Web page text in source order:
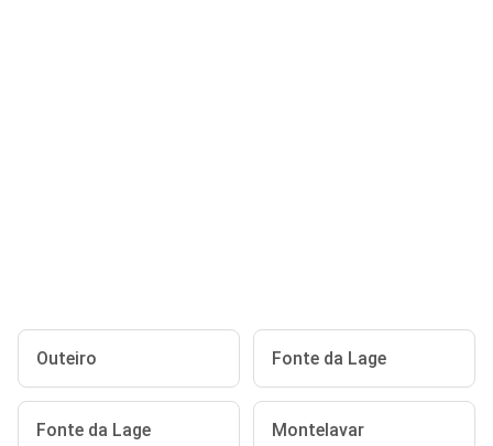
Outeiro Fonte da Lage
Fonte da Lage Montelavar